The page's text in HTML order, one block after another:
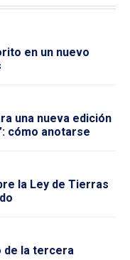
en un nuevo
una nueva edición
cómo anotarse
la Ley de Tierras
de la tercera